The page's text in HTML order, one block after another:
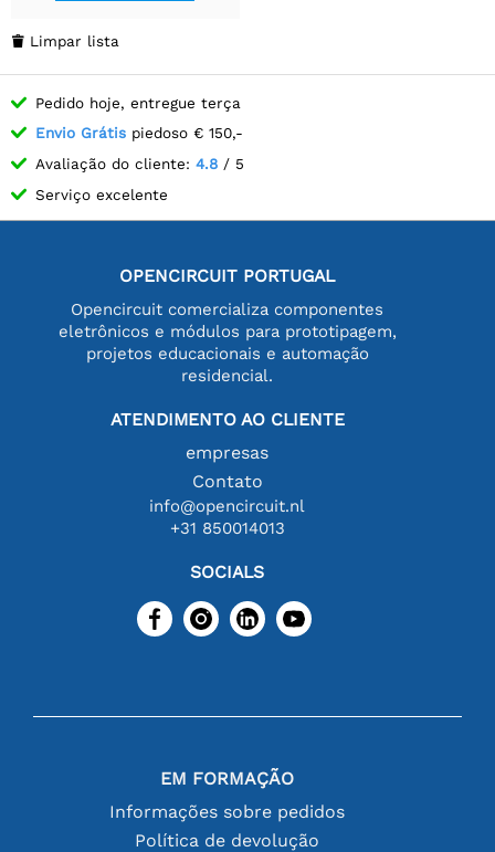
 Limpar lista
Pedido hoje, entregue terça
Envio Grátis piedoso € 150,-
Avaliação do cliente: 4.8 / 5
Serviço excelente
OPENCIRCUIT PORTUGAL
Opencircuit comercializa componentes
eletrônicos e módulos para prototipagem,
projetos educacionais e automação
residencial.
ATENDIMENTO AO CLIENTE
empresas
Contato
info@opencircuit.nl
+31 850014013
SOCIALS
EM FORMAÇÃO
Informações sobre pedidos
Política de devolução